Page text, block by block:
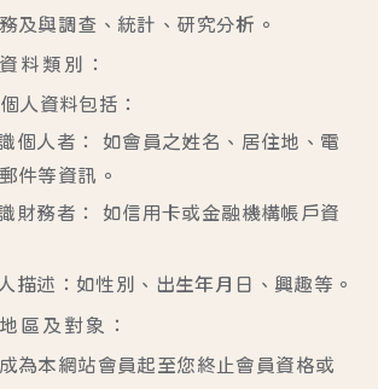
及與調查、統計、研究分析。
料類別：
人資料包括：
個人者： 如會員之姓名、居住地、電
件等資訊。
財務者： 如信用卡或金融機構帳戶資
描述：如性別、出生年月日、興趣等。
區及對象：
為本網站會員起至您終止會員資格或